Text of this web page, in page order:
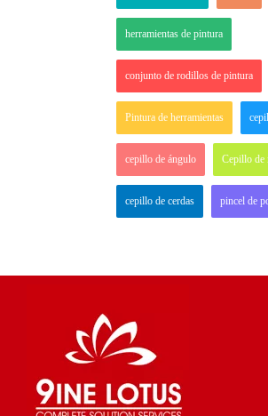
herramientas de pintura
conjunto de rodillos de pintura
Pintura de herramientas
cepillo de ángulo Cepillo de
cepillo de cerdas pincel de